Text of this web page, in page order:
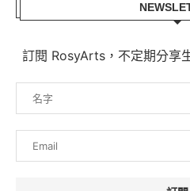
訂閱 RosyArts，不定期分享